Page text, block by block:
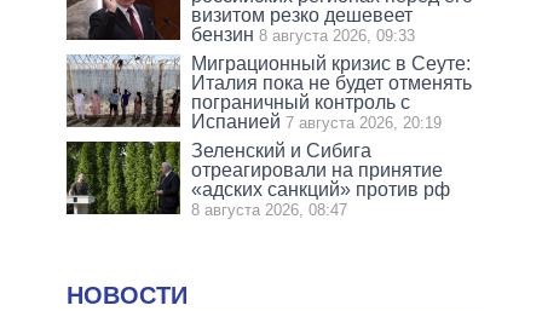
визитом резко дешевеет
бензин 8 августа 2026, 09:33
Миграционный кризис в Сеуте:
Италия пока не будет отменять
пограничный контроль с
Испанией 7 августа 2026, 20:19
Зеленский и Сибига
отреагировали на принятие
«адских санкций» против рф
8 августа 2026, 08:47
НОВОСТИ